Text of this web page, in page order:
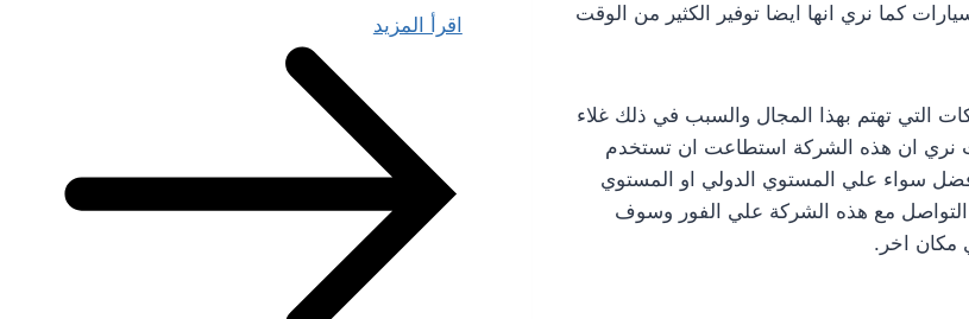
كما نري انها ايضا توفير الكثير من الوقت
التي تهتم بهذا المجال والسبب في ذلك غلاء
نري ان هذه الشركة استطاعت ان تستخدم
سواء علي المستوي الدولي او المستوي
التواصل مع هذه الشركة علي الفور وسوف
اخر.
اقرأ المزيد